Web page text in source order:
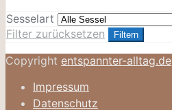
Sesselart
Filter zurücksetzen
Filtern
Copyright entspannter-alltag.de
Impressum
Datenschutz